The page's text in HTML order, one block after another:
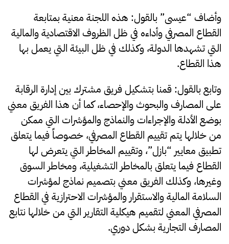
وأضاف “عيسى” بالقول: هذه اللجنة معنية بمتابعة
القطاع المصرفي وأداءه في ظل الظروف الاقتصادية والمالية
التي تشهدها الدولة، وكذلك في ظل البيئة التي يعمل بها
هذا القطاع.
وتابع بالقول: قمنا بتشكيل فريق مشترك بين إدارة الرقابة
على المصارف والبحوث والإحصاء، كما أن هذا الفريق معني
بوضع الأدلة والإجراءات والنماذج والمؤشرات التي ممكن
من خلالها يتم تقييم القطاع المصرفي، خصوصاً فيما يتعلق
تطبيق معايير “بازل”، وتقييم المخاطر التي يتعرض لها
القطاع فيما يتعلق بالمخاطر التشغيلية، ومخاطر السوق
وغيرها، وكذلك الفريق معني بتصميم نماذج لمؤشرات
السلامة المالية والاستقرار والمؤشرات الاحترازية في القطاع
المصرفي المعني لتقميم هيكلية التقارير التي من خلالها نتابع
المصارف التجارية بشكل دوري.